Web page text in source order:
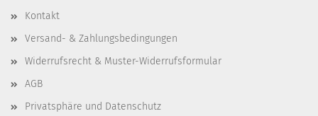
Kontakt
Versand- & Zahlungsbedingungen
Widerrufsrecht & Muster-Widerrufsformular
AGB
Privatsphäre und Datenschutz